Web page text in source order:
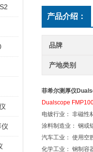
产品介绍：
品牌
产地类别
菲希尔测厚仪
Dualscope
电镀行业： 非磁性
涂料制造业： 钢或
汽车工业： 使用空
化学工业： 钢制容